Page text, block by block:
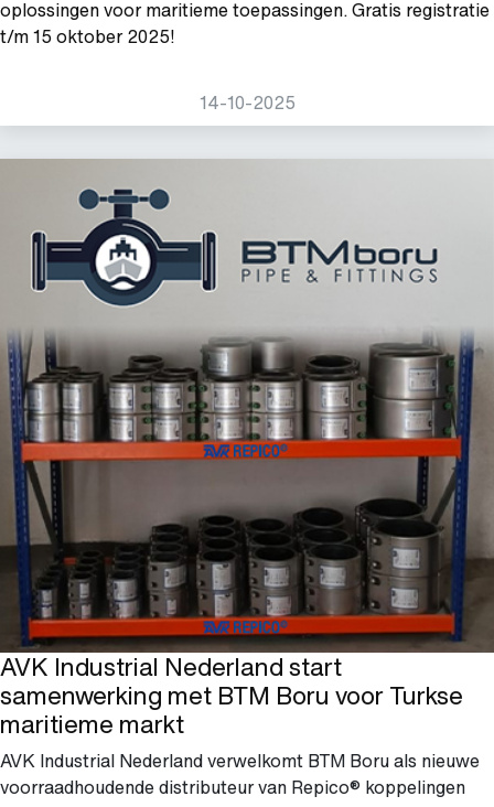
oplossingen voor maritieme toepassingen. Gratis registratie
t/m 15 oktober 2025!
14-10-2025
AVK Industrial Nederland start
samenwerking met BTM Boru voor Turkse
maritieme markt
AVK Industrial Nederland verwelkomt BTM Boru als nieuwe
voorraadhoudende distributeur van Repico® koppelingen